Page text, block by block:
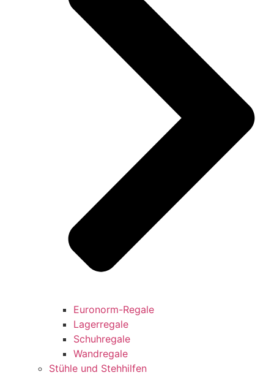
Euronorm-Regale
Lagerregale
Schuhregale
Wandregale
Stühle und Stehhilfen